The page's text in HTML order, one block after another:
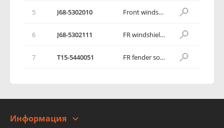
5 J68-5302010 Front windshield LWR trim panel assy
6 J68-5302111 FR windshield LWR trim panel cover plate LH
7 T15-5440051 FR fender sound insulation cotton LH
Информация